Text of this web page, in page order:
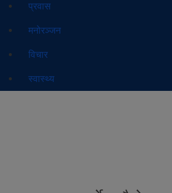
प्रवास
मनोरञ्जन
विचार
स्वास्थ्य